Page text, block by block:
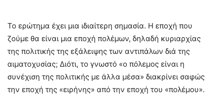
Το ερώτημα έχει μια ιδιαίτερη σημασία. Η εποχή που
ζούμε θα είναι μια εποχή πολέμων, δηλαδή κυριαρχίας
της πολιτικής της εξάλειψης των αντιπάλων διά της
αιματοχυσίας; Διότι, το γνωστό «ο πόλεμος είναι η
συνέχιση της πολιτικής με άλλα μέσα» διακρίνει σαφώς
την εποχή της «ειρήνης» από την εποχή του «πολέμου».